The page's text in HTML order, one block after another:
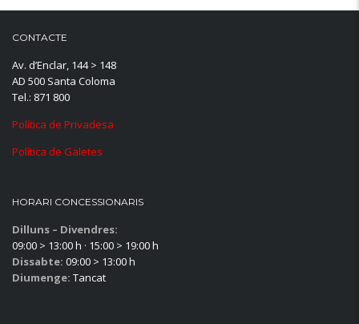
CONTACTE
Av. d’Enclar, 144 > 148
AD 500 Santa Coloma
Tel.: 871 800
Política de Privadesa
Política de Galetes
HORARI CONCESSIONARIS
Dilluns – Divendres:
09:00 > 13:00 h · 15:00 > 19:00 h
Dissabte: 09:00 > 13:00 h
Diumenge: Tancat